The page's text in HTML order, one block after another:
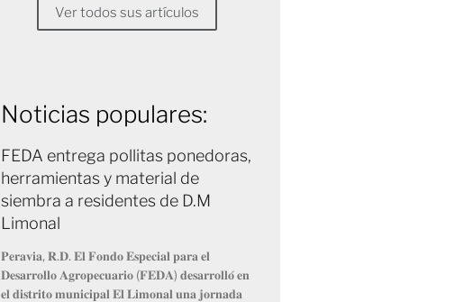
Ver todos sus artículos
Noticias populares:
FEDA entrega pollitas ponedoras,
herramientas y material de
siembra a residentes de D.M
Limonal
𝐏𝐞𝐫𝐚𝐯𝐢𝐚, 𝐑.𝐃. 𝐄𝐥 𝐅𝐨𝐧𝐝𝐨 𝐄𝐬𝐩𝐞𝐜𝐢𝐚𝐥 𝐩𝐚𝐫𝐚 𝐞𝐥
𝐃𝐞𝐬𝐚𝐫𝐫𝐨𝐥𝐥𝐨 𝐀𝐠𝐫𝐨𝐩𝐞𝐜𝐮𝐚𝐫𝐢𝐨 (𝐅𝐄𝐃𝐀) 𝐝𝐞𝐬𝐚𝐫𝐫𝐨𝐥𝐥𝐨́ 𝐞𝐧
𝐞𝐥 𝐝𝐢𝐬𝐭𝐫𝐢𝐭𝐨 𝐦𝐮𝐧𝐢𝐜𝐢𝐩𝐚𝐥 𝐄𝐥 𝐋𝐢𝐦𝐨𝐧𝐚𝐥 𝐮𝐧𝐚 𝐣𝐨𝐫𝐧𝐚𝐝𝐚